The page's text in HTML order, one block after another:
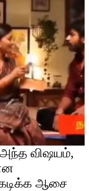
விஷயம்,
ஆசை